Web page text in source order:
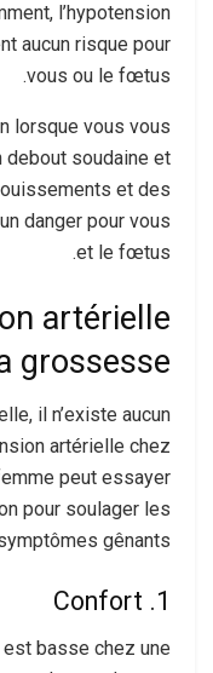
l’hypotension
aucun risque pour
vous ou le fœtus.
lorsque vous vous
debout soudaine et
et des
danger pour vous
et le fœtus.
artérielle
grossesse
il n’existe aucun
artérielle chez
peut essayer
pour soulager les
gênants :
1. Confort
basse chez une